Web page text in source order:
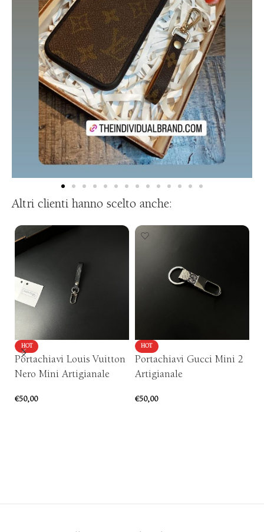
Altri clienti hanno scelto anche:
HOT
Portachiavi Louis Vuitton
Nero Mini Artigianale
€50,00
HOT
Portachiavi Gucci Mini 2
Artigianale
€50,00